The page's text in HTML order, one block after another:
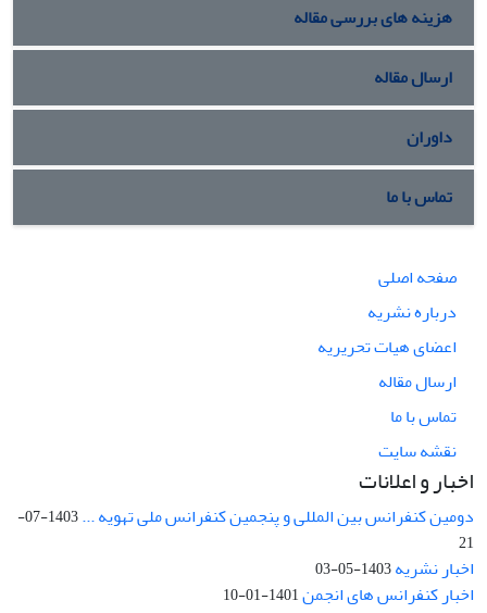
هزینه های بررسی مقاله
ارسال مقاله
داوران
تماس با ما
صفحه اصلی
درباره نشریه
اعضای هیات تحریریه
ارسال مقاله
تماس با ما
نقشه سایت
اخبار و اعلانات
دومین کنفرانس بین المللی و پنجمین کنفرانس ملی تهویه ...
1403-07-
21
اخبار نشریه1403-05-03
اخبار کنفرانس های انجمن1401-01-10